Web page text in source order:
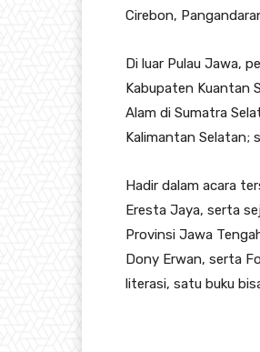
Cirebon,
Di luar Pulau Jawa,
Kabupaten Kuantan
Alam di Sumatra
Kalimantan Selatan;
Hadir dalam acara
Eresta Jaya, serta
Provinsi Jawa
Dony Erwan, serta
literasi, satu buku